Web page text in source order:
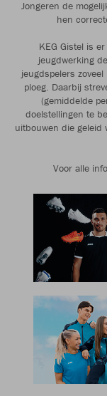
Jongeren de
hen
KEG Gistel is
jeugdwerking
jeugdspelers
ploeg. Daarbij
(gemiddelde
doelstellingen te
uitbouwen die geleid
Voor alle